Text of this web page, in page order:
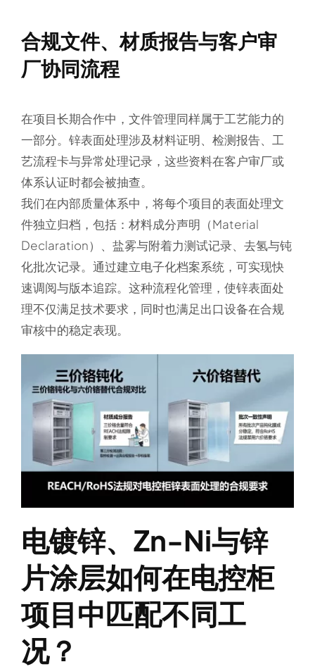
合规文件、材质报告与客户审
厂协同流程
在项目长期合作中，文件管理同样属于工艺能力的
一部分。锌表面处理涉及材料证明、检测报告、工
艺流程卡与异常处理记录，这些资料在客户审厂或
体系认证时都会被抽查。
我们在内部质量体系中，将每个项目的表面处理文
件独立归档，包括：材料成分声明（Material
Declaration）、盐雾与附着力测试记录、去氢与钝
化批次记录。通过建立电子化档案系统，可实现快
速调阅与版本追踪。这种流程化管理，使锌表面处
理不仅满足技术要求，同时也满足出口设备在合规
审核中的稳定表现。
电镀锌、Zn-Ni与锌
片涂层如何在电控柜
项目中匹配不同工
况？